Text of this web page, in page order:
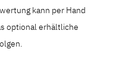
kann per Hand
optional erhältliche